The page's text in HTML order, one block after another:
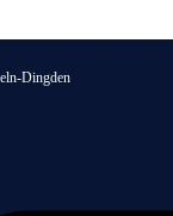
Dingden